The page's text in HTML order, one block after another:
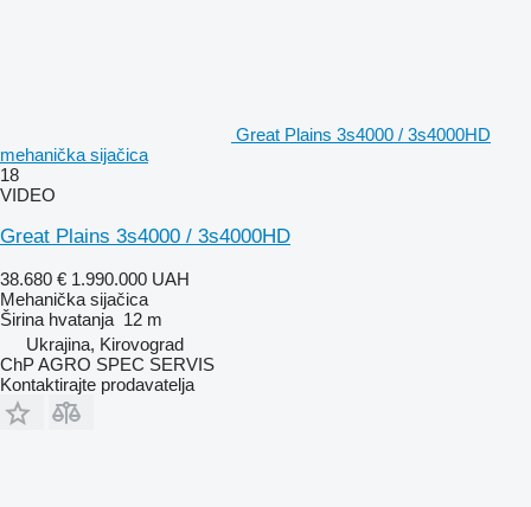
Great Plains 3s4000 / 3s4000HD
mehanička sijačica
18
VIDEO
Great Plains 3s4000 / 3s4000HD
38.680 € 1.990.000 UAH
Mehanička sijačica
Širina hvatanja 12 m
Ukrajina, Kirovograd
ChP AGRO SPEC SERVIS
Kontaktirajte prodavatelja